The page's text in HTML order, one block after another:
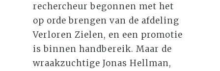
rechercheur begonnen met het
op orde brengen van de afdeling
Verloren Zielen, en een promotie
is binnen handbereik. Maar de
wraakzuchtige Jonas Hellman,